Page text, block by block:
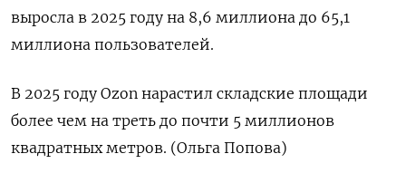
выросла в ‌2025 году на 8,6 миллиона до 65,1
миллиона пользователей.
В 2025 году Ozon ​нарастил складские площади
более чем на треть до ‌почти 5 миллионов
квадратных метров. (Ольга Попова)